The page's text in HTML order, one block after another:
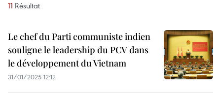
11 Résultat
Le chef du Parti communiste indien
souligne le leadership du PCV dans
le développement du Vietnam
31/01/2025 12:12